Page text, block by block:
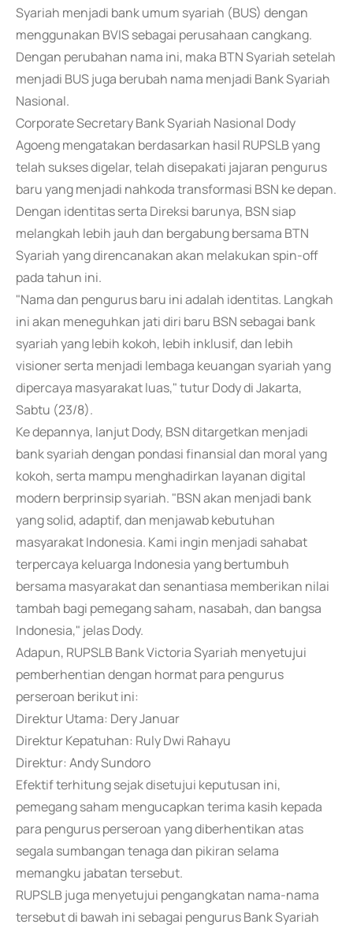
Syariah menjadi bank umum syariah (BUS) dengan
menggunakan BVIS sebagai perusahaan cangkang.
Dengan perubahan nama ini, maka BTN Syariah setelah
menjadi BUS juga berubah nama menjadi Bank Syariah
Nasional.
Corporate Secretary Bank Syariah Nasional Dody
Agoeng mengatakan berdasarkan hasil RUPSLB yang
telah sukses digelar, telah disepakati jajaran pengurus
baru yang menjadi nahkoda transformasi BSN ke depan.
Dengan identitas serta Direksi barunya, BSN siap
melangkah lebih jauh dan bergabung bersama BTN
Syariah yang direncanakan akan melakukan spin-off
pada tahun ini.
"Nama dan pengurus baru ini adalah identitas. Langkah
ini akan meneguhkan jati diri baru BSN sebagai bank
syariah yang lebih kokoh, lebih inklusif, dan lebih
visioner serta menjadi lembaga keuangan syariah yang
dipercaya masyarakat luas," tutur Dody di Jakarta,
Sabtu (23/8).
Ke depannya, lanjut Dody, BSN ditargetkan menjadi
bank syariah dengan pondasi finansial dan moral yang
kokoh, serta mampu menghadirkan layanan digital
modern berprinsip syariah. "BSN akan menjadi bank
yang solid, adaptif, dan menjawab kebutuhan
masyarakat Indonesia. Kami ingin menjadi sahabat
terpercaya keluarga Indonesia yang bertumbuh
bersama masyarakat dan senantiasa memberikan nilai
tambah bagi pemegang saham, nasabah, dan bangsa
Indonesia," jelas Dody.
Adapun, RUPSLB Bank Victoria Syariah menyetujui
pemberhentian dengan hormat para pengurus
perseroan berikut ini:
Direktur Utama: Dery Januar
Direktur Kepatuhan: Ruly Dwi Rahayu
Direktur: Andy Sundoro
Efektif terhitung sejak disetujui keputusan ini,
pemegang saham mengucapkan terima kasih kepada
para pengurus perseroan yang diberhentikan atas
segala sumbangan tenaga dan pikiran selama
memangku jabatan tersebut.
RUPSLB juga menyetujui pengangkatan nama-nama
tersebut di bawah ini sebagai pengurus Bank Syariah